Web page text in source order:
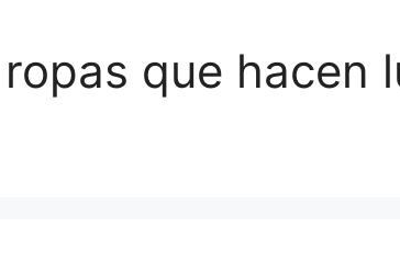
que hacen